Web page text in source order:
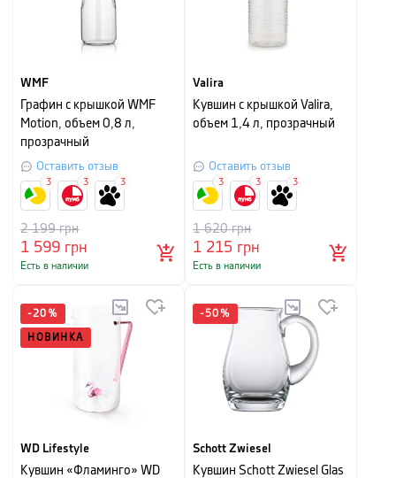
WMF
Графин с крышкой WMF
Motion, объем 0,8 л,
прозрачный
Оставить отзыв
1 599 грн
2 199грн
Есть в наличии
3 3 3
Valira
Кувшин с крышкой Valira,
объем 1,4 л, прозрачный
Оставить отзыв
1 215 грн
1 620грн
Есть в наличии
3 3 3
-20 %
НОВИНКА
WD Lifestyle
Кувшин «Фламинго» WD
-50 %
Schott Zwiesel
Кувшин Schott Zwiesel Glas